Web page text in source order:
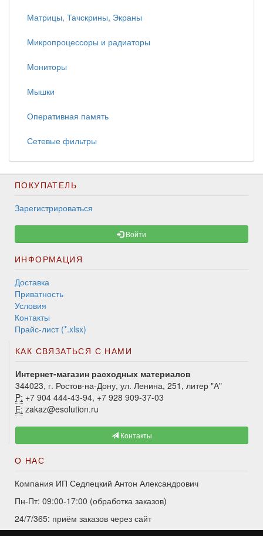
Матрицы, Тачскрины, Экраны
Микропроцессоры и радиаторы
Мониторы
Мышки
Оперативная память
Сетевые фильтры
ПОКУПАТЕЛЬ
Зарегистрироваться
Войти
ИНФОРМАЦИЯ
Доставка
Приватность
Условия
Контакты
Прайс-лист (*.xlsx)
КАК СВЯЗАТЬСЯ С НАМИ
Интернет-магазин расходных материалов
344023, г. Ростов-на-Дону, ул. Ленина, 251, литер "А"
P: +7 904 444-43-94, +7 928 909-37-03
E: zakaz@esolution.ru
Контакты
О НАС
Компания ИП Седлецкий Антон Александрович
Пн-Пт: 09:00-17:00 (обработка заказов)
24/7/365: приём заказов через сайт